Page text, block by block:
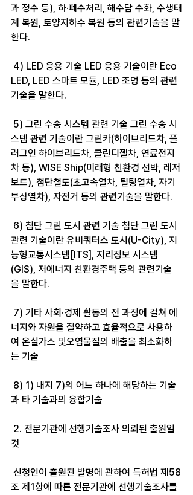
과 정수 등), 하·폐수처리, 해수담 수화, 수생태
계 복원, 토양지하수 복원 등의 관련기술을 말
한다.
LED, LED 스마트 모듈, LED 조명 등의 관련
기술을 말한다.
스템 관련 기술이란 그린카(하이브리드차, 플
러그인 하이브리드차, 클린디젤차, 연료전지
차 등), WISE Ship(미래형 친환경 선박, 레저
보트), 첨단철도(초고속열차, 틸팅열차, 자기
부상열차), 자전거 등의 관련기술을 말한다.
관련 기술이란 유비쿼터스 도시(U-City), 지
능형교통시스템[ITS], 지리정보 시스템
(GIS), 저에너지 친환경주택 등의 관련기술
을 말한다.
너지와 자원을 절약하고 효율적으로 사용하
여 온실가스 및오염물질의 배출을 최소화하
는 기술
과 타 기술과의 융합기술
것
조 제1항에 따른 전문기관에 선행기술조사를